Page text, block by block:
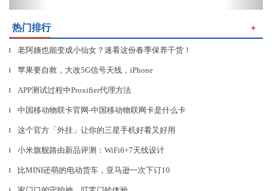
热门排行 ＋
▎ 老阿姨也能变成小仙女？速看这份春季保养干货！
▎ 苹果要自救，大改5G信号天线，iPhone
▎ APP测试过程中Proxifier代理方法
▎ 中国移动物联卡官网-中国移动物联网卡是什么卡
▎ 这个官方「外挂」让你的三星手机好看又好用
▎ 小米旗舰路由新品评测：WiFi6+7天线设计
▎ 比MINI还萌的电动货车，亚马逊一次下订10